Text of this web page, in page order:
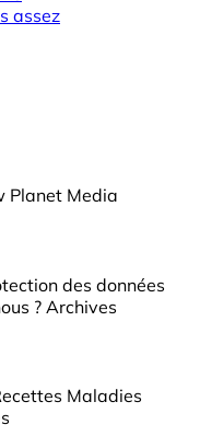
assez
Planet Media
des données
? Archives
Maladies